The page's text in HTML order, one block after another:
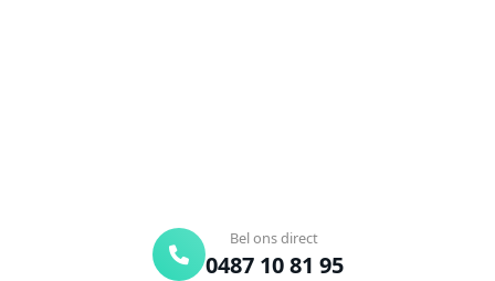
Bel ons direct
0487 10 81 95